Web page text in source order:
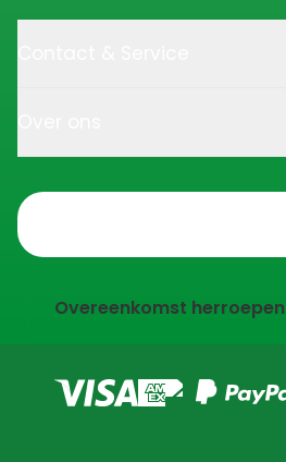
Overeenkomst herroepen